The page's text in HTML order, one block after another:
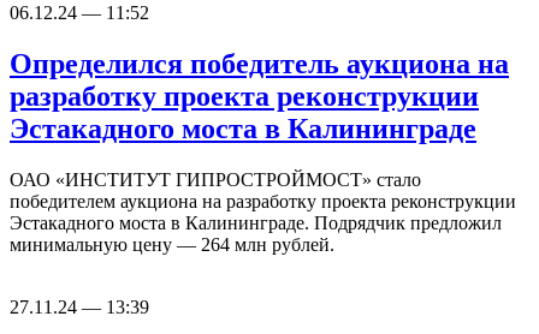
06.12.24 — 11:52
Определился победитель аукциона на
разработку проекта реконструкции
Эстакадного моста в Калининграде
ОАО «ИНСТИТУТ ГИПРОСТРОЙМОСТ» стало
победителем аукциона на разработку проекта реконструкции
Эстакадного моста в Калининграде. Подрядчик предложил
минимальную цену — 264 млн рублей.
27.11.24 — 13:39